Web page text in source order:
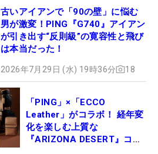
古いアイアンで「90の壁」に悩む
男が激変！PING『G740』アイアン
が引き出す“反則級”の寛容性と飛び
は本当だった！
2026年7月29日 (水) 19時36分 18
「PING」×「ECCO
Leather」がコラボ！ 経年変
化を楽しむ上質な
『ARIZONA DESERT』コレ